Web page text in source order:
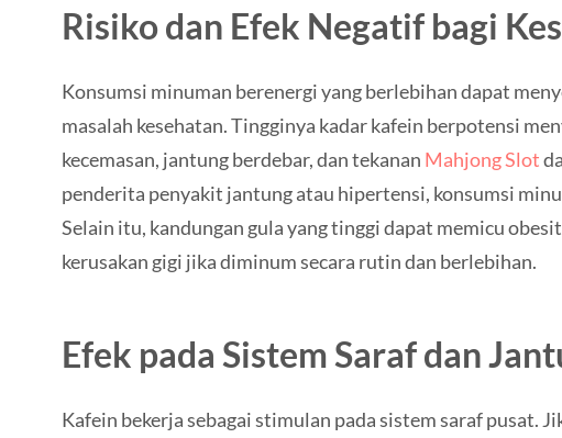
Risiko dan Efek Negatif bagi
Konsumsi minuman berenergi yang berlebihan dapat
masalah kesehatan. Tingginya kadar kafein berpotensi
kecemasan, jantung berdebar, dan tekanan Mahjong Slot
penderita penyakit jantung atau hipertensi, konsumsi
Selain itu, kandungan gula yang tinggi dapat memicu
kerusakan gigi jika diminum secara rutin dan berlebihan.
Efek pada Sistem Saraf dan
Kafein bekerja sebagai stimulan pada sistem saraf pusat.